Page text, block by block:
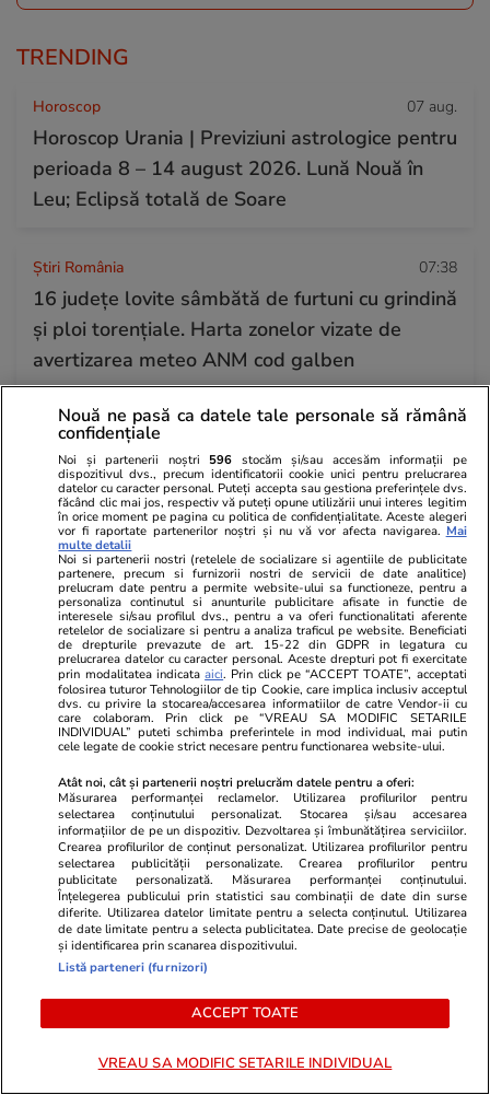
TRENDING
Horoscop 07 aug.
Horoscop Urania | Previziuni astrologice pentru
perioada 8 – 14 august 2026. Lună Nouă în
Leu; Eclipsă totală de Soare
Știri România 07:38
16 județe lovite sâmbătă de furtuni cu grindină
și ploi torențiale. Harta zonelor vizate de
avertizarea meteo ANM cod galben
Știri România 07 aug.
Debitul Dunării a atins un minim istoric, dar
hidrologii anunță că fluviul va începe să
crească din 13 august: „Am mai câștiga 3-4
zile”
Știri Externe 07 aug.
Intervenția Bruxelles-ului a fost praf în ochi:
conflictul dintre Spania și Italia privind
controalele la frontieră se acutizează.
Madridul amenință cu represalii
Sănătate și Fitness 15:44
Înghețata proteică: o alternativă
Vacanțe și
Ziua
Nouă ne pasă ca datele tale personale să rămână
confidențiale
Noi și partenerii noștri 596 stocăm și/sau accesăm informații pe
dispozitivul dvs., precum identificatorii cookie unici pentru prelucrarea
datelor cu caracter personal. Puteți accepta sau gestiona preferințele dvs.
făcând clic mai jos, respectiv vă puteți opune utilizării unui interes legitim
în orice moment pe pagina cu politica de confidențialitate. Aceste alegeri
vor fi raportate partenerilor noștri și nu vă vor afecta navigarea. Mai
multe detalii
Noi si partenerii nostri (retelele de socializare si agentiile de publicitate
partenere, precum si furnizorii nostri de servicii de date analitice)
prelucram date pentru a permite website-ului sa functioneze, pentru a
personaliza continutul si anunturile publicitare afisate in functie de
interesele si/sau profilul dvs., pentru a va oferi functionalitati aferente
retelelor de socializare si pentru a analiza traficul pe website. Beneficiati
de drepturile prevazute de art. 15-22 din GDPR in legatura cu
prelucrarea datelor cu caracter personal. Aceste drepturi pot fi exercitate
prin modalitatea indicataaici. Prin click pe “ACCEPT TOATE”, acceptati
folosirea tuturor Tehnologiilor de tip Cookie, care implica inclusiv acceptul
dvs. cu privire la stocarea/accesarea informatiilor de catre Vendor-ii cu
care colaboram. Prin click pe “VREAU SA MODIFIC SETARILE
INDIVIDUAL” puteti schimba preferintele in mod individual, mai putin
cele legate de cookie strict necesare pentru functionarea website-ului.
Atât noi, cât și partenerii noștri prelucrăm datele pentru a oferi:
Măsurarea performanței reclamelor. Utilizarea profilurilor pentru
selectarea conținutului personalizat. Stocarea și/sau accesarea
informațiilor de pe un dispozitiv. Dezvoltarea și îmbunătățirea serviciilor.
Crearea profilurilor de conținut personalizat. Utilizarea profilurilor pentru
selectarea publicității personalizate. Crearea profilurilor pentru
publicitate personalizată. Măsurarea performanței conținutului.
Înțelegerea publicului prin statistici sau combinații de date din surse
diferite. Utilizarea datelor limitate pentru a selecta conținutul. Utilizarea
de date limitate pentru a selecta publicitatea. Date precise de geolocație
și identificarea prin scanarea dispozitivului.
Listă parteneri (furnizori)
ACCEPT TOATE
VREAU SA MODIFIC SETARILE INDIVIDUAL